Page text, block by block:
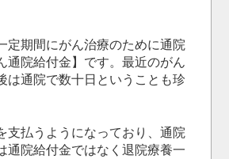
定期間にがん治療のために通院
通院給付金】です。最近のがん
は通院で数十日ということも珍
支払うようになっており、通院
通院給付金ではなく退院療養一